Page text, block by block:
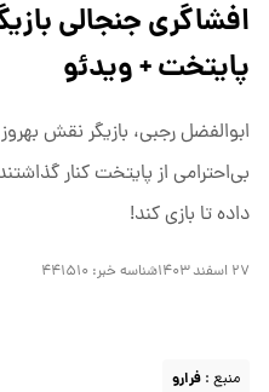
افشاگری جنجالی
پایتخت + ویدئو
ابوالفضل رجبی، بازیگر نقش
بی‌احترامی از پایتخت کنار
داده تا بازی کند!
۲۷ اسفند ۱۴۰۳ شناسه خبر: ۴۴۱۵۱۰
منبع : فرارو